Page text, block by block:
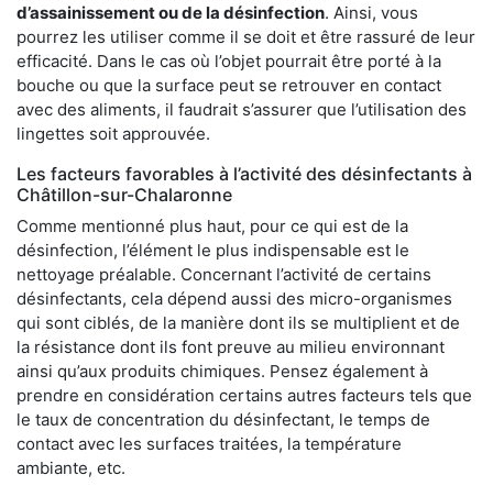
d’assainissement ou de la désinfection. Ainsi, vous
pourrez les utiliser comme il se doit et être rassuré de leur
efficacité. Dans le cas où l’objet pourrait être porté à la
bouche ou que la surface peut se retrouver en contact
avec des aliments, il faudrait s’assurer que l’utilisation des
lingettes soit approuvée.
Les facteurs favorables à l’activité des désinfectants à
Châtillon-sur-Chalaronne
Comme mentionné plus haut, pour ce qui est de la
désinfection, l’élément le plus indispensable est le
nettoyage préalable. Concernant l’activité de certains
désinfectants, cela dépend aussi des micro-organismes
qui sont ciblés, de la manière dont ils se multiplient et de
la résistance dont ils font preuve au milieu environnant
ainsi qu’aux produits chimiques. Pensez également à
prendre en considération certains autres facteurs tels que
le taux de concentration du désinfectant, le temps de
contact avec les surfaces traitées, la température
ambiante, etc.